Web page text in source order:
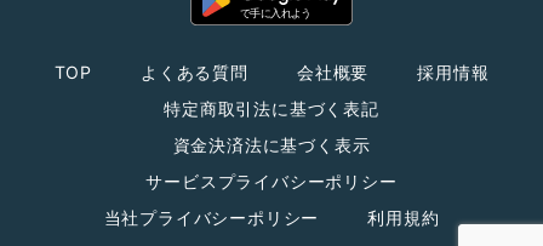
TOP よくある質問 会社概要
採用情報
特定商取引法に基づく表記
資金決済法に基づく表示
サービスプライバシーポリシー
当社プライバシーポリシー
利用規約